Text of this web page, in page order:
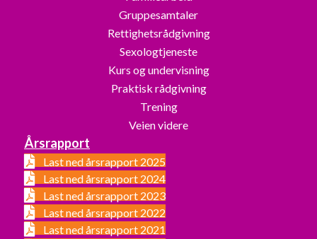
Gruppesamtaler
Rettighetsrådgivning
Sexologtjeneste
Kurs og undervisning
Praktisk rådgivning
Trening
Veien videre
Årsrapport
Last ned årsrapport 2025
Last ned årsrapport 2024
Last ned årsrapport 2023
Last ned årsrapport 2022
Last ned årsrapport 2021